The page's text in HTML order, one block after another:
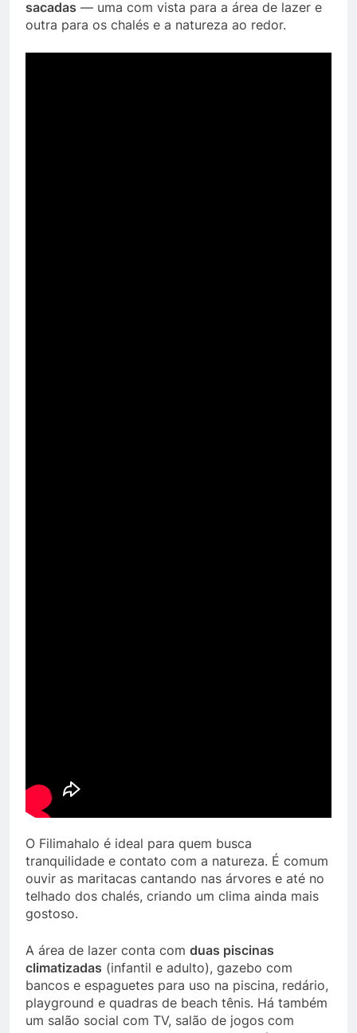
sacadas — uma com vista para a área de lazer e
outra para os chalés e a natureza ao redor.
O Filimahalo é ideal para quem busca
tranquilidade e contato com a natureza. É comum
ouvir as maritacas cantando nas árvores e até no
telhado dos chalés, criando um clima ainda mais
gostoso.
A área de lazer conta com duas piscinas
climatizadas (infantil e adulto), gazebo com
bancos e espaguetes para uso na piscina, redário,
playground e quadras de beach tênis. Há também
um salão social com TV, salão de jogos com